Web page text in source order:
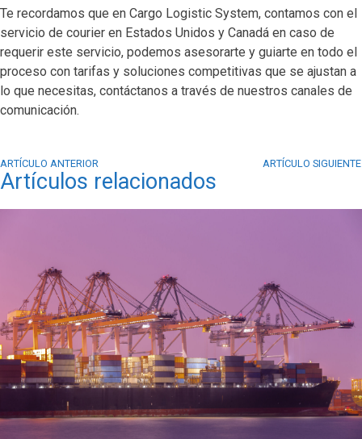
Te recordamos que en Cargo Logistic System, contamos con el
servicio de courier en Estados Unidos y Canadá en caso de
requerir este servicio, podemos asesorarte y guiarte en todo el
proceso con tarifas y soluciones competitivas que se ajustan a
lo que necesitas, contáctanos a través de nuestros canales de
comunicación.
ARTÍCULO ANTERIOR ARTÍCULO SIGUIENTE
Artículos relacionados